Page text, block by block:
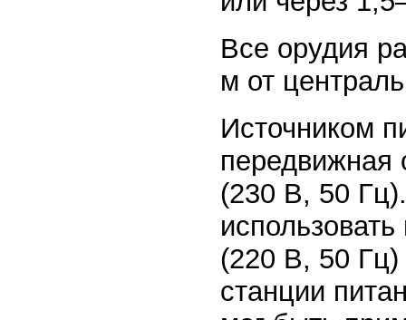
Все орудия
м от
Источником
передвижная
(230 В, 50
(220 В, 50
станции